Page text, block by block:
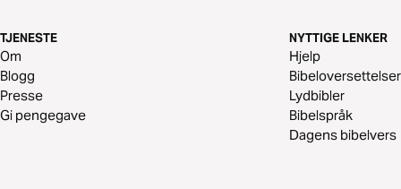
TJENESTE
Om
Blogg
Presse
Gi pengegave
NYTTIGE LENKER
Hjelp
Bibeloversettelser
Lydbibler
Bibelspråk
Dagens bibelvers